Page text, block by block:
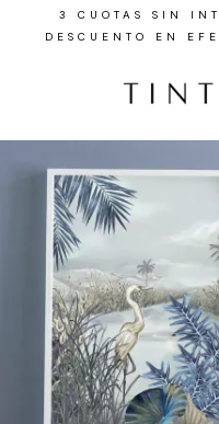
3 CUOTAS SIN
DESCUENTO EN